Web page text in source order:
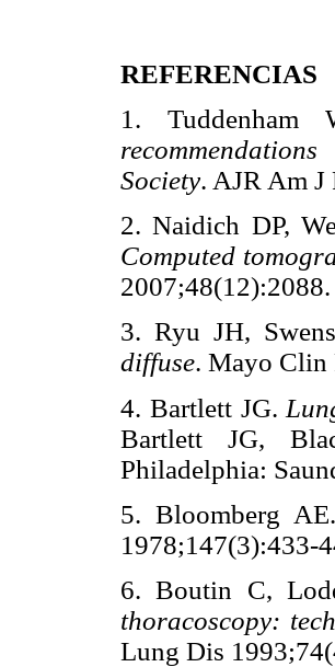
REFERENCIAS
1. Tuddenham
Society. AJR Am
2. Naidich DP,
Computed
3. Ryu JH,
diffuse. Mayo
4. Bartlett JG.
Bartlett JG,
Philadelphia:
5. Bloomberg AE.
6. Boutin C,
thoracoscopy:
Lung Dis